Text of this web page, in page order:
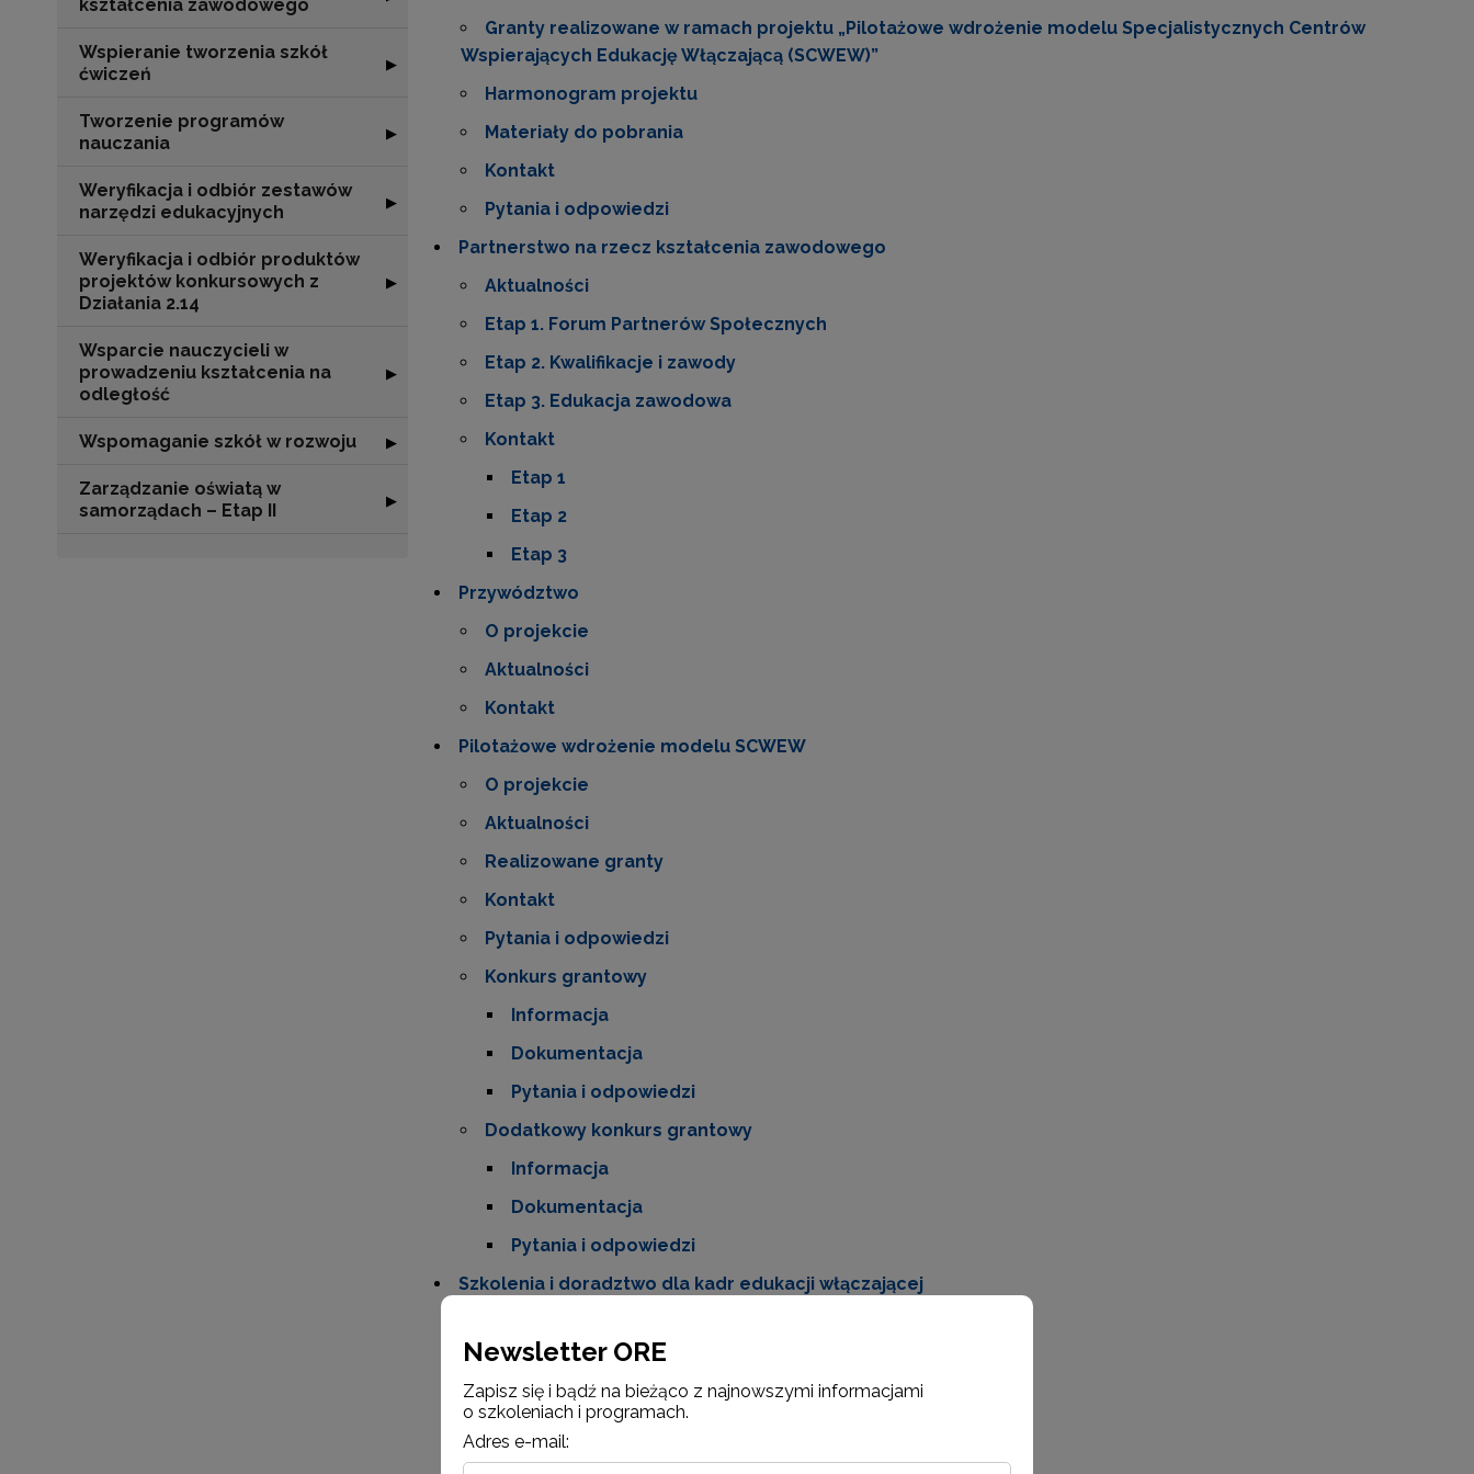
kształcenia zawodowego
Wspieranie tworzenia szkół
ćwiczeń
Rozwiń sekcję "Wspieranie tworzenia szkół ćwiczeń"
▶
Tworzenie programów
nauczania
Rozwiń sekcję "Tworzenie programów nauczania"
▶
Weryfikacja i odbiór zestawów
narzędzi edukacyjnych
Rozwiń sekcję "Weryfikacja i odbiór zestawów narzędzi edukacyjnych"
▶
Weryfikacja i odbiór produktów
projektów konkursowych z
Działania 2.14
Rozwiń sekcję "Weryfikacja i odbiór produktów projektów konkursowych z Działania 2.14"
▶
Wsparcie nauczycieli w
prowadzeniu kształcenia na
odległość
Rozwiń sekcję "Wsparcie nauczycieli w prowadzeniu kształcenia na odległość"
▶
Wspomaganie szkół w rozwoju Rozwiń sekcję "Wspomaganie szkół w rozwoju"
▶
Zarządzanie oświatą w
samorządach – Etap II
Rozwiń sekcję "Zarządzanie oświatą w samorządach – Etap II"
▶
Granty realizowane w ramach projektu „Pilotażowe wdrożenie modelu Specjalistycznych Centrów
Wspierających Edukację Włączającą (SCWEW)”
Harmonogram projektu
Materiały do pobrania
Kontakt
Pytania i odpowiedzi
Partnerstwo na rzecz kształcenia zawodowego
Aktualności
Etap 1. Forum Partnerów Społecznych
Etap 2. Kwalifikacje i zawody
Etap 3. Edukacja zawodowa
Kontakt
Etap 1
Etap 2
Etap 3
Przywództwo
O projekcie
Aktualności
Kontakt
Pilotażowe wdrożenie modelu SCWEW
O projekcie
Aktualności
Realizowane granty
Kontakt
Pytania i odpowiedzi
Konkurs grantowy
Informacja
Dokumentacja
Pytania i odpowiedzi
Dodatkowy konkurs grantowy
Informacja
Dokumentacja
Pytania i odpowiedzi
Szkolenia i doradztwo dla kadr edukacji włączającej
Aktualności
Konkurs grantowy
Informacja
Newsletter ORE
Zapisz się i bądź na bieżąco z najnowszymi informacjami
o szkoleniach i programach.
Adres e-mail: